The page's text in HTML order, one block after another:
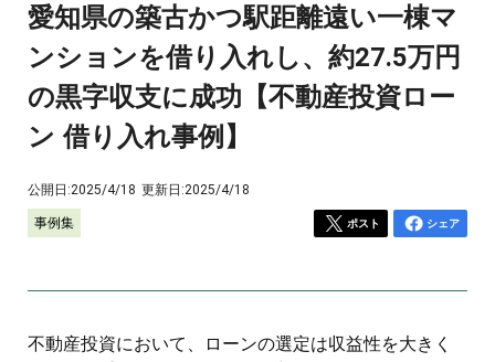
愛知県の築古かつ駅距離遠い一棟マ
ンションを借り入れし、約27.5万円
の黒字収支に成功【不動産投資ロー
ン 借り入れ事例】
公開日:2025/4/18 更新日:2025/4/18
事例集 ポスト シェア
不動産投資において、ローンの選定は収益性を大きく